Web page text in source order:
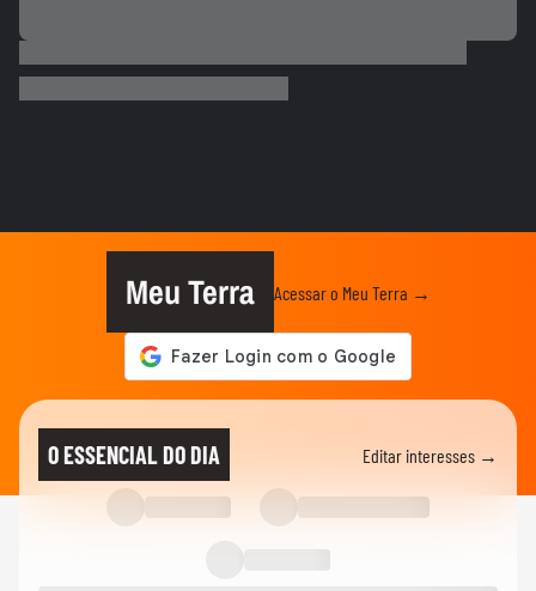
e 'lustra' taça da Copa...
Lamine Yamal manda recado a Paredes
após agressão a Gavi na final...
Adolescente morre após fonte desabar
durante comemoração do título...
COPA DO MUNDO DA FIFA 2026
Torcedores argentinos entram em
confronto com a PM no RJ após...
Meu Terra Acessar o Meu Terra →
O ESSENCIAL DO DIA Editar interesses →